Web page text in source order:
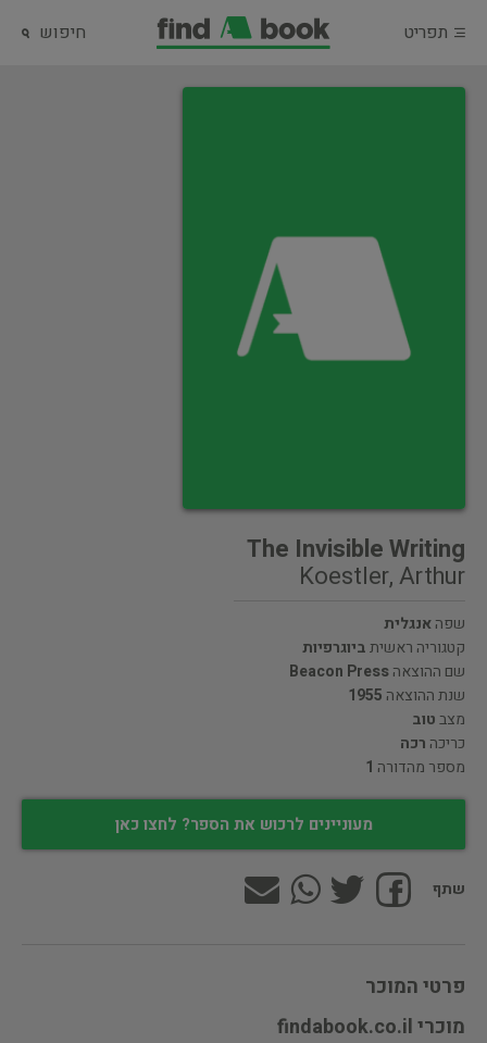
תפריט חיפוש
The Invisible Writing
Koestler, Arthur
שפהאנגלית
קטגוריה ראשיתביוגרפיות
שם ההוצאהBeacon Press
שנת ההוצאה 1955
מצבטוב
כריכה רכה
מספר מהדורה 1
מעוניינים לרכוש את הספר? לחצו כאן
שתף
פרטי המוכר
מוכרי findabook.co.il